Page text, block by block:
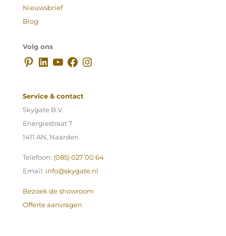
Nieuwsbrief
Blog
Volg ons
Pinterest
LinkedIn
YouTube
Facebook
Instagram
Service & contact
Skygate B.V.
Energiestraat 7
1411 AN, Naarden
Telefoon: (085) 027 00 64
Email: info@skygate.nl
Bezoek de showroom
Offerte aanvragen